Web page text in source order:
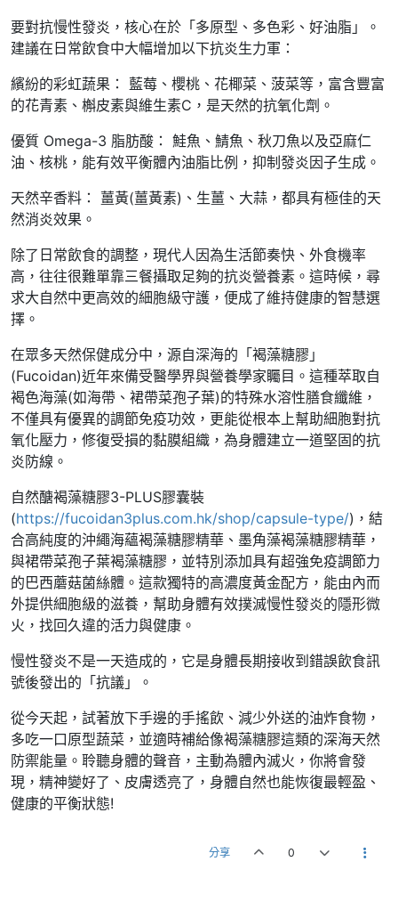
要對抗慢性發炎，核心在於「多原型、多色彩、好油脂」。
建議在日常飲食中大幅增加以下抗炎生力軍：
繽紛的彩虹蔬果： 藍莓、櫻桃、花椰菜、菠菜等，富含豐富
的花青素、槲皮素與維生素C，是天然的抗氧化劑。
優質 Omega-3 脂肪酸： 鮭魚、鯖魚、秋刀魚以及亞麻仁
油、核桃，能有效平衡體內油脂比例，抑制發炎因子生成。
天然辛香料： 薑黃(薑黃素)、生薑、大蒜，都具有極佳的天
然消炎效果。
除了日常飲食的調整，現代人因為生活節奏快、外食機率
高，往往很難單靠三餐攝取足夠的抗炎營養素。這時候，尋
求大自然中更高效的細胞級守護，便成了維持健康的智慧選
擇。
在眾多天然保健成分中，源自深海的「褐藻糖膠」
(Fucoidan)近年來備受醫學界與營養學家矚目。這種萃取自
褐色海藻(如海帶、裙帶菜孢子葉)的特殊水溶性膳食纖維，
不僅具有優異的調節免疫功效，更能從根本上幫助細胞對抗
氧化壓力，修復受損的黏膜組織，為身體建立一道堅固的抗
炎防線。
自然醣褐藻糖膠3-PLUS膠囊裝
(https://fucoidan3plus.com.hk/shop/capsule-type/)，結
合高純度的沖繩海蘊褐藻糖膠精華、墨角藻褐藻糖膠精華，
與裙帶菜孢子葉褐藻糖膠，並特別添加具有超強免疫調節力
的巴西蘑菇菌絲體。這款獨特的高濃度黃金配方，能由內而
外提供細胞級的滋養，幫助身體有效撲滅慢性發炎的隱形微
火，找回久違的活力與健康。
慢性發炎不是一天造成的，它是身體長期接收到錯誤飲食訊
號後發出的「抗議」。
從今天起，試著放下手邊的手搖飲、減少外送的油炸食物，
多吃一口原型蔬菜，並適時補給像褐藻糖膠這類的深海天然
防禦能量。聆聽身體的聲音，主動為體內滅火，你將會發
現，精神變好了、皮膚透亮了，身體自然也能恢復最輕盈、
健康的平衡狀態!
分享 0